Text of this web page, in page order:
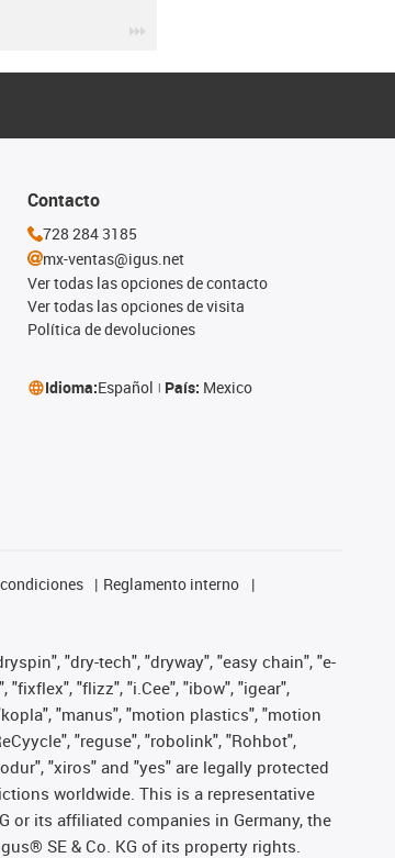
Contacto
728 284 3185
mx-ventas@igus.net
Ver todas las opciones de contacto
Ver todas las opciones de visita
Política de devoluciones
Idioma:Español País: Mexico
Reglamento interno
"dry-tech", "dryway", "easy chain", "e-
"flizz", "i.Cee", "ibow", "igear",
"manus", "motion plastics", "motion
"reguse", "robolink", "Rohbot",
"xiros" and "yes" are legally protected
worldwide. This is a representative
or its affiliated companies in Germany, the
SE & Co. KG of its property rights.